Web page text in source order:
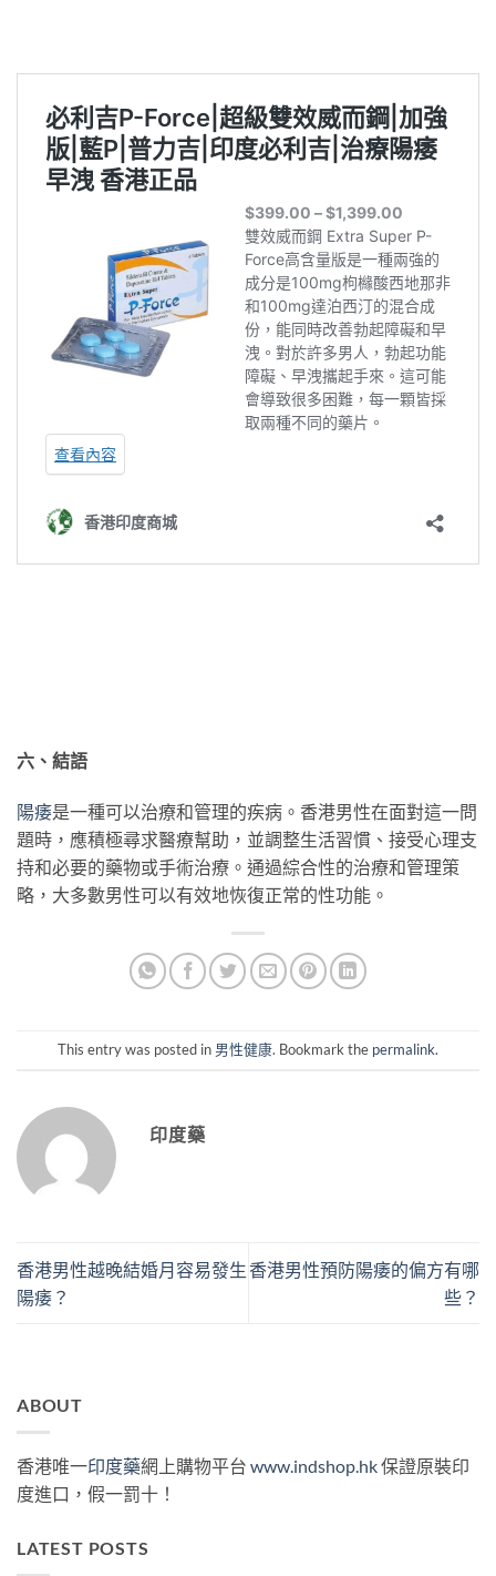
六、結語
陽痿是一種可以治療和管理的疾病。香港男性在面對這一問
題時，應積極尋求醫療幫助，並調整生活習慣、接受心理支
持和必要的藥物或手術治療。通過綜合性的治療和管理策
略，大多數男性可以有效地恢復正常的性功能。
This entry was posted in 男性健康. Bookmark the permalink.
印度藥
香港男性越晚結婚月容易發生
陽痿？
香港男性預防陽痿的偏方有哪
些？
ABOUT
香港唯一印度藥網上購物平台 www.indshop.hk保證原裝印
度進口，假一罰十！
LATEST POSTS